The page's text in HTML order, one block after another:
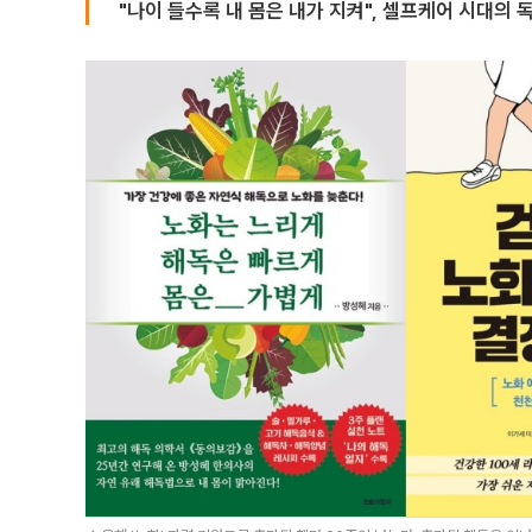
"나이 들수록 내 몸은 내가 지켜", 셀프케어 시대의